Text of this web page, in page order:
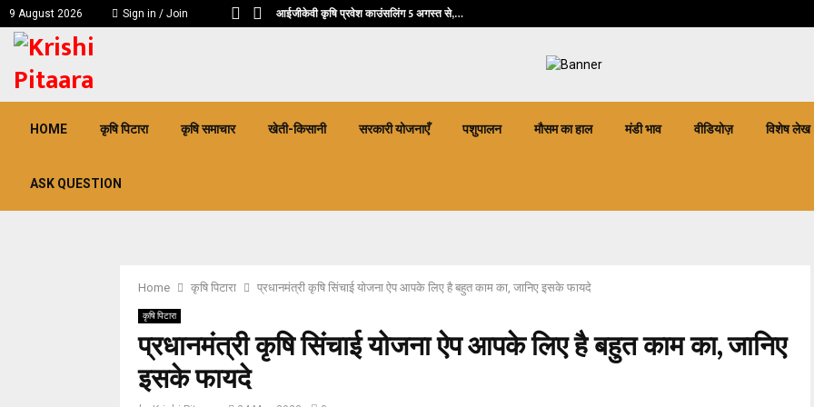
9 August 2026 Sign in / Join आईजीकेवी कृषि प्रवेश काउंसलिंग 5 अगस्त से,…
HOME कृषि पिटारा कृषि समाचार खेती-किसानी सरकारी योजनाएँ पशुपालन मौसम का हाल मंडी भाव वीडियोज़ विशेष लेख
ASK QUESTION
Home कृषि पिटारा प्रधानमंत्री कृषि सिंचाई योजना ऐप आपके लिए है बहुत काम का, जानिए इसके फायदे
कृषि पिटारा
प्रधानमंत्री कृषि सिंचाई योजना ऐप आपके लिए है बहुत काम का, जानिए
इसके फायदे